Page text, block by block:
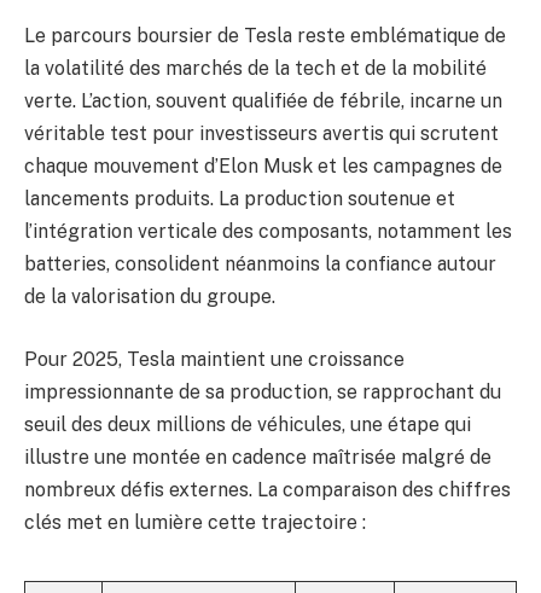
Le parcours boursier de Tesla reste emblématique de
la volatilité des marchés de la tech et de la mobilité
verte. L’action, souvent qualifiée de fébrile, incarne un
véritable test pour investisseurs avertis qui scrutent
chaque mouvement d’Elon Musk et les campagnes de
lancements produits. La production soutenue et
l’intégration verticale des composants, notamment les
batteries, consolident néanmoins la confiance autour
de la valorisation du groupe.
Pour 2025, Tesla maintient une croissance
impressionnante de sa production, se rapprochant du
seuil des deux millions de véhicules, une étape qui
illustre une montée en cadence maîtrisée malgré de
nombreux défis externes. La comparaison des chiffres
clés met en lumière cette trajectoire :